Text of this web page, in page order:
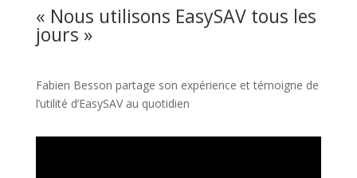
« Nous utilisons EasySAV tous les
jours »
Fabien Besson partage son expérience et témoigne de
l’utilité d’EasySAV au quotidien